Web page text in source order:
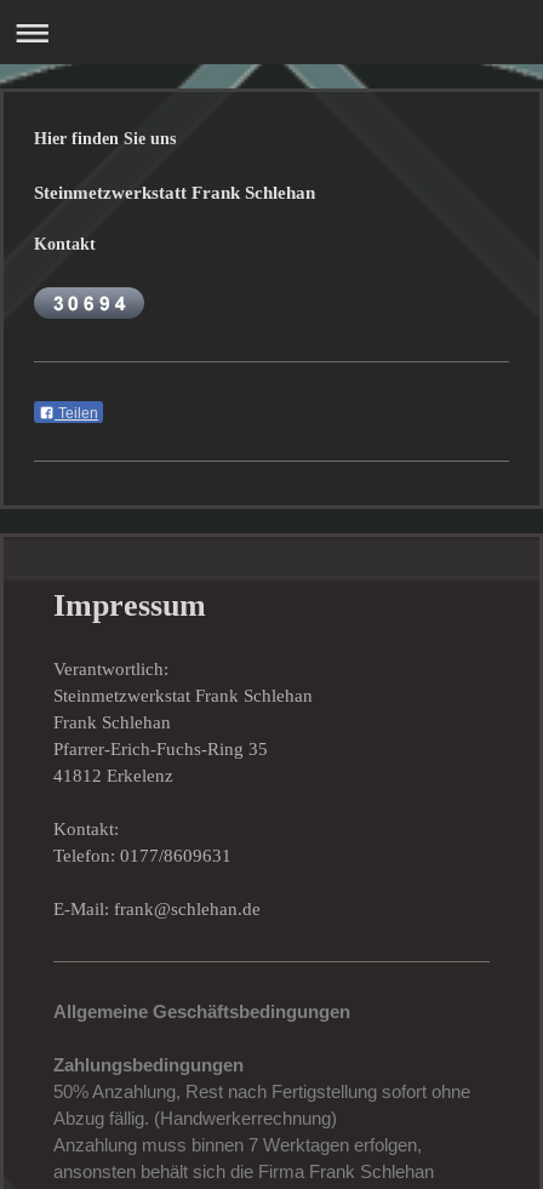
Hier finden Sie uns
Steinmetzwerkstatt Frank Schlehan
Kontakt
Teilen
Impressum
Verantwortlich:
Steinmetzwerkstat Frank Schlehan
Frank Schlehan
Pfarrer-Erich-Fuchs-Ring 35
41812 Erkelenz
Kontakt:
Telefon: 0177/8609631
E-Mail: frank@schlehan.de
Allgemeine Geschäftsbedingungen
Zahlungsbedingungen
50% Anzahlung, Rest nach Fertigstellung sofort ohne
Abzug fällig. (Handwerkerrechnung)
Anzahlung muss binnen 7 Werktagen erfolgen,
ansonsten behält sich die Firma Frank Schlehan